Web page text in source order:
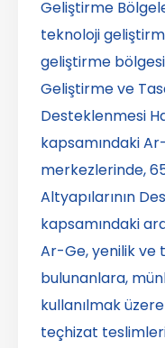
Geliştirme
teknoloji
geliştirme
Geliştirme ve
Desteklenmesi
kapsamındaki
merkezlerinde,
Altyapılarının
kapsamındaki
Ar-Ge, yenilik ve
bulunanlara,
kullanılmak
teçhizat